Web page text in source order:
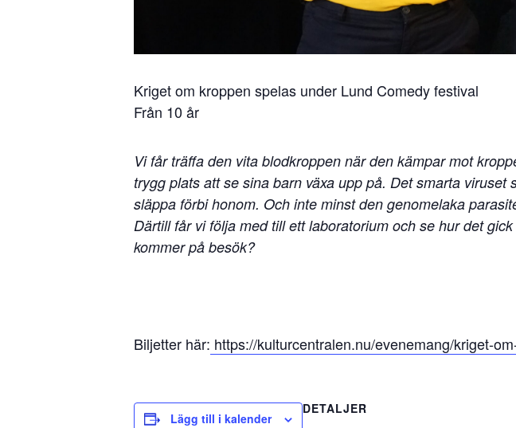
Kriget om kroppen spelas under Lund Comedy festival
Från 10 år
Vi får träffa den vita blodkroppen när den kämpar mot
trygg plats att se sina barn växa upp på. Det smarta
släppa förbi honom. Och inte minst den genomelaka
Därtill får vi följa med till ett laboratorium och se hur det
kommer på besök?
Biljetter här: https://kulturcentralen.nu/evenemang/kriget-
Lägg till i kalender
DETALJER